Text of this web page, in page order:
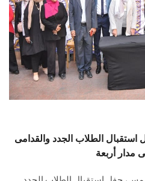
الطلاب الجدد والقدامى